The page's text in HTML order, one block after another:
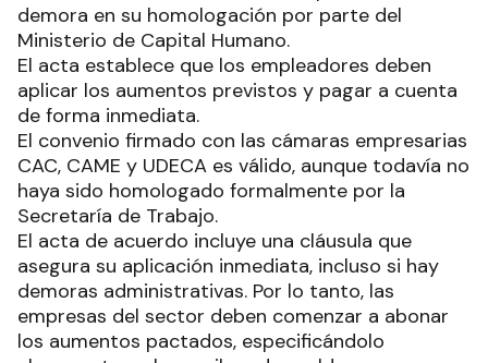
demora en su homologación por parte del
Ministerio de Capital Humano.
El acta establece que los empleadores deben
aplicar los aumentos previstos y pagar a cuenta
de forma inmediata.
El convenio firmado con las cámaras empresarias
CAC, CAME y UDECA es válido, aunque todavía no
haya sido homologado formalmente por la
Secretaría de Trabajo.
El acta de acuerdo incluye una cláusula que
asegura su aplicación inmediata, incluso si hay
demoras administrativas. Por lo tanto, las
empresas del sector deben comenzar a abonar
los aumentos pactados, especificándolo